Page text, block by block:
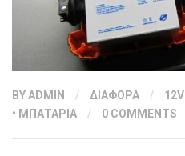
BYADMIN / ΔΙΑΦΟΡΑ / 12V
• ΜΠΑΤΑΡΙΑ / 0 COMMENTS